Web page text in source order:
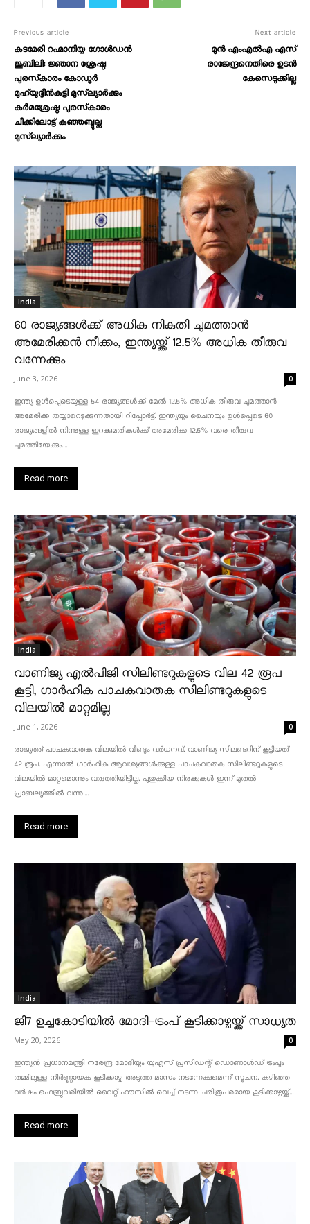
Previous article
കടമേരി റഹ്മാനിയ്യ ഗോള്‍ഡന്‍
ജൂബിലി: ജ്ഞാന ശ്രേഷ്ഠ
പുരസ്‌കാരം കോഡൂര്‍
മുഹ്‌യുദ്ദീന്‍കുട്ടി മുസ്‌ല്യാര്‍ക്കും
കര്‍മശ്രേഷ്ഠ പുരസ്‌കാരം
ചീക്കിലോട്ട് കുഞ്ഞബ്ദുല്ല
മുസ്‌ല്യാര്‍ക്കും
Next article
മുന്‍ എംഎല്‍എ എസ്
രാജേന്ദ്രനെതിരെ ഉടന്‍
കേസെടുക്കില്ല
India
60 രാജ്യങ്ങൾക്ക് അധിക നികുതി ചുമത്താൻ
അമേരിക്കൻ നീക്കം, ഇന്ത്യയ്ക്ക് 12.5% അധിക തീരുവ
വന്നേക്കും
June 3, 2026 0
ഇന്ത്യ ഉൾപ്പെടെയുള്ള 54 രാജ്യങ്ങൾക്ക് മേൽ 12.5% അധിക തീരുവ ചുമത്താൻ
അമേരിക്ക തയ്യാറെടുക്കുന്നതായി റിപ്പോർട്ട്. ഇന്ത്യയും ചൈനയും ഉൾപ്പെടെ 60
രാജ്യങ്ങളിൽ നിന്നുള്ള ഇറക്കുമതികൾക്ക് അമേരിക്ക 12.5% ​​വരെ തീരുവ
ചുമത്തിയേക്കും....
Read more
India
വാണിജ്യ എൽപിജി സിലിണ്ടറുകളുടെ വില 42 രൂപ
കൂട്ടി, ഗാർഹിക പാചകവാതക സിലിണ്ടറുകളുടെ
വിലയിൽ മാറ്റമില്ല
June 1, 2026 0
രാജ്യത്ത് പാചകവാതക വിലയിൽ വീണ്ടും വർധനവ്. വാണിജ്യ സിലണ്ടറിന് കൂട്ടിയത്
42 രൂപ. എന്നാൽ ഗാർഹിക ആവശ്യങ്ങൾക്കുള്ള പാചകവാതക സിലിണ്ടറുകളുടെ
വിലയിൽ മാറ്റമൊന്നും വരുത്തിയിട്ടില്ല. പുതുക്കിയ നിരക്കുകൾ ഇന്ന് മുതൽ
പ്രാബല്യത്തിൽ വന്നു....
Read more
India
ജി7 ഉച്ചകോടിയിൽ മോദി-ട്രംപ് കൂടിക്കാഴ്ചയ്ക്ക് സാധ്യത
May 20, 2026 0
ഇന്ത്യൻ പ്രധാനമന്ത്രി നരേന്ദ്ര മോദിയും യുഎസ് പ്രസിഡന്റ് ഡൊണാൾഡ് ട്രംപും
തമ്മിലുള്ള നിർണ്ണായക കൂടിക്കാഴ്ച അടുത്ത മാസം നടന്നേക്കുമെന്ന് സൂചന. കഴിഞ്ഞ
വർഷം ഫെബ്രുവരിയിൽ വൈറ്റ് ഹൗസിൽ വെച്ച് നടന്ന ചരിത്രപരമായ കൂടിക്കാഴ്ചയ്ക്ക്...
Read more